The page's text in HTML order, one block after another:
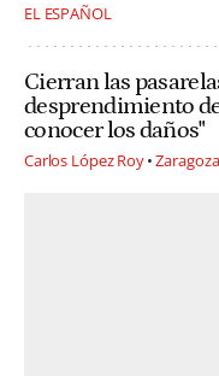
EL ESPAÑOL
Cierran las
desprendimiento
conocer los daños"
Carlos López Roy Zaragoza